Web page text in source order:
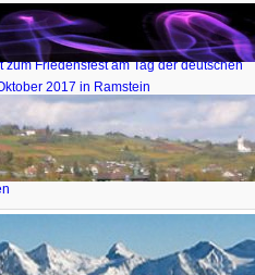
beginnt mit einer Lüge!
zum Friedensfest am Tag der deutschen
2017 in Ramstein
schickt Merkel Rechnung für Asylkosten
Schindler warnt vor männlichen jungen